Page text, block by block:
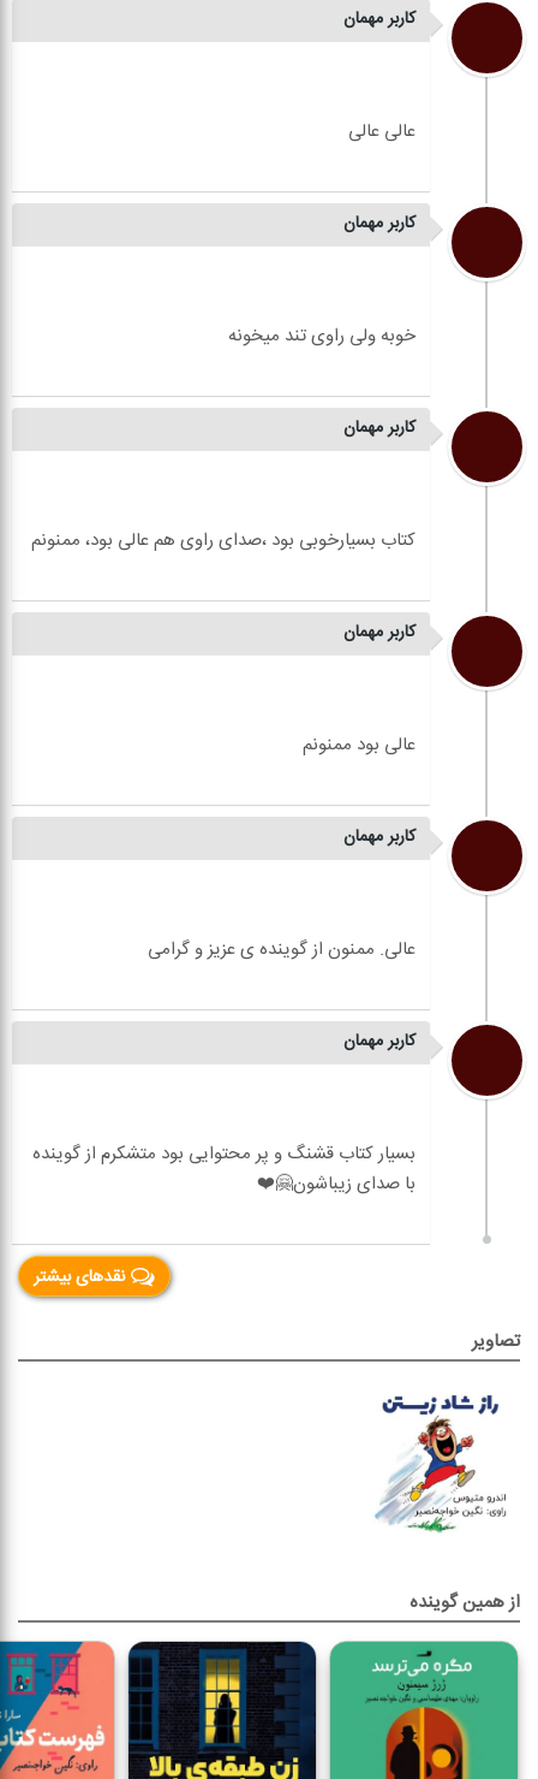
کاربر مهمان
کاربر مهمان
کاربر مهمان
کاربر مهمان
کاربر مهمان
کاربر مهمان
بسیار کتاب قشنگ و پر محتوایی بود متشکرم از گوینده
نقدهای بیشتر
تصاویر
از همین گوینده